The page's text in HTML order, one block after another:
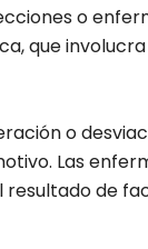
o
que
o
Las
de